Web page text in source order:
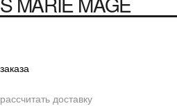
рассчитать доставку